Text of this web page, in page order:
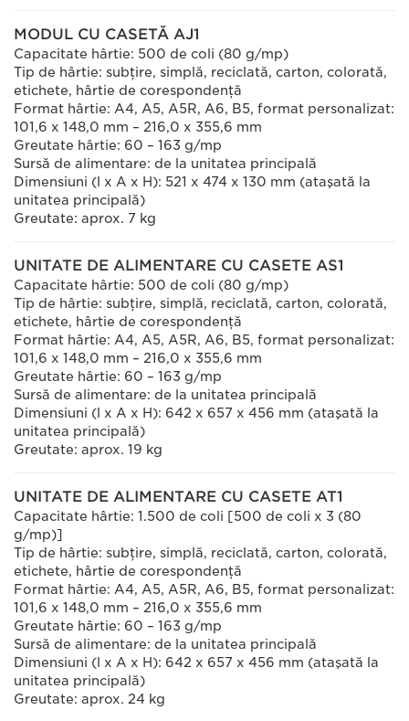
MODUL CU CASETĂ AJ1
Capacitate hârtie: 500 de coli (80 g/mp)
Tip de hârtie: subţire, simplă, reciclată, carton, colorată,
etichete, hârtie de corespondenţă
Format hârtie: A4, A5, A5R, A6, B5, format personalizat:
101,6 x 148,0 mm – 216,0 x 355,6 mm
Greutate hârtie: 60 – 163 g/mp
Sursă de alimentare: de la unitatea principală
Dimensiuni (l x A x H): 521 x 474 x 130 mm (ataşată la
unitatea principală)
Greutate: aprox. 7 kg
UNITATE DE ALIMENTARE CU CASETE AS1
Capacitate hârtie: 500 de coli (80 g/mp)
Tip de hârtie: subţire, simplă, reciclată, carton, colorată,
etichete, hârtie de corespondenţă
Format hârtie: A4, A5, A5R, A6, B5, format personalizat:
101,6 x 148,0 mm – 216,0 x 355,6 mm
Greutate hârtie: 60 – 163 g/mp
Sursă de alimentare: de la unitatea principală
Dimensiuni (l x A x H): 642 x 657 x 456 mm (ataşată la
unitatea principală)
Greutate: aprox. 19 kg
UNITATE DE ALIMENTARE CU CASETE AT1
Capacitate hârtie: 1.500 de coli [500 de coli x 3 (80
g/mp)]
Tip de hârtie: subţire, simplă, reciclată, carton, colorată,
etichete, hârtie de corespondenţă
Format hârtie: A4, A5, A5R, A6, B5, format personalizat:
101,6 x 148,0 mm – 216,0 x 355,6 mm
Greutate hârtie: 60 – 163 g/mp
Sursă de alimentare: de la unitatea principală
Dimensiuni (l x A x H): 642 x 657 x 456 mm (ataşată la
unitatea principală)
Greutate: aprox. 24 kg